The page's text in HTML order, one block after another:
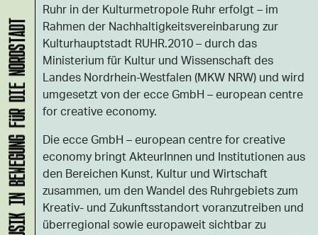
Ruhr in der Kulturmetropole Ruhr erfolgt – im
Rahmen der Nachhaltigkeitsvereinbarung zur
Kulturhauptstadt RUHR.2010 – durch das
Ministerium für Kultur und Wissenschaft des
Landes Nordrhein-Westfalen (MKW NRW) und wird
umgesetzt von der ecce GmbH – european centre
for creative economy.
Die ecce GmbH – european centre for creative
economy bringt AkteurInnen und Institutionen aus
den Bereichen Kunst, Kultur und Wirtschaft
zusammen, um den Wandel des Ruhrgebiets zum
Kreativ- und Zukunftsstandort voranzutreiben und
überregional sowie europaweit sichtbar zu